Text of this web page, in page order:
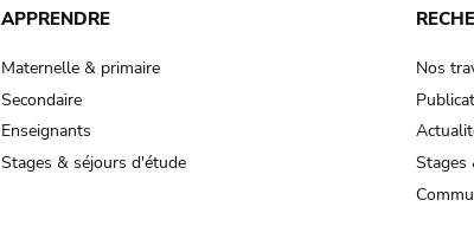
APPRENDRE
Maternelle & primaire
Secondaire
Enseignants
Stages & séjours d'étude
Nos
Stages